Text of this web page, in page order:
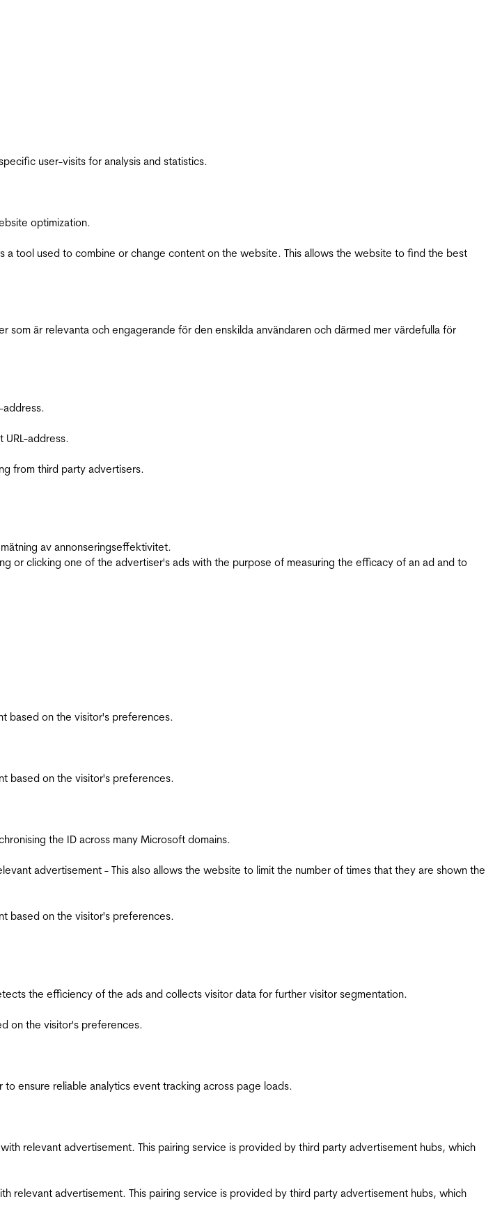
user-visits for analysis and statistics.
optimization.
tool used to combine or change content on the website. This allows the website to find the best
är relevanta och engagerande för den enskilda användaren och därmed mer värdefulla för
address.
address.
from third party advertisers.
av annonseringseffektivitet.
or clicking one of the advertiser's ads with the purpose of measuring the efficacy of an ad and to
based on the visitor's preferences.
based on the visitor's preferences.
the ID across many Microsoft domains.
advertisement - This also allows the website to limit the number of times that they are shown the
based on the visitor's preferences.
the efficiency of the ads and collects visitor data for further visitor segmentation.
on the visitor's preferences.
ensure reliable analytics event tracking across page loads.
relevant advertisement. This pairing service is provided by third party advertisement hubs, which
relevant advertisement. This pairing service is provided by third party advertisement hubs, which